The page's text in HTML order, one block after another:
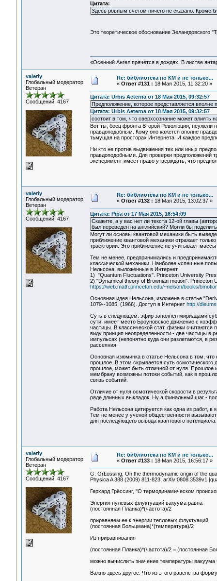
Цитата:
Здесь ровным счетом ничего не сказано. Кроме
Это теоретическое обоснование Зелангдовского
«Осенний Ангел прячется в дождях. В листве
valeriy
Глобальный модератор
Ветеран
Сообщений: 4167
Re: библиотека по КМ и не только...
« Ответ #131 : 18 Мая 2015, 11:32:20 »
Цитата: Urbis Aeterna от 18 Мая 2015, 09:32:57
Предположение, которое представляется вполне
Цитата: Urbis Aeterna от 18 Мая 2015, 09:32:57
состоит в том, что сверхсознание может влиять
Вот ты, боец фронта Второй Революции, неужели
правдоподобным. Кому оно кажется вполне
тьмущая на просторах Интернета. И каждое
Ни кто не против выдвижения тех или иных
правдоподобными. Для проверки предположений
эксперимент имеет право утверждать, что
valeriy
Глобальный модератор
Ветеран
Сообщений: 4167
Re: библиотека по КМ и не только...
« Ответ #132 : 18 Мая 2015, 13:02:37 »
Цитата: Pipa от 17 Мая 2015, 16:54:09
Скажите, а у вас нет ли текста 12-ой главы
был переведен на английский? Могли бы
Могут ли основы квантовой механики быть
приближение квантовой механики отражает
траектории. Это приближение не учитывает
Тем не менее, предпринимались и
классической механики. Наиболее успешные
Нельсона, выложенные в Интернет
1) "Quantum Fluctuations". Princeton University
2) "Dynamical theory of Brownian motion".
https://web.math.princeton.edu/~nelson/books/
Основная идея Нельсона, изложена в статье
1079--1085, (1966). Доступ в Интернет http://
Суть в следующем: эфир заполнен мириадами
сути, имеет место Броуновское движение с
частицы. В классической стат. физики
виду принцип неопределенности - две частицы в
импульсах (непонятно куда они разлетаются, в
рассеяния.
Основная изюминка в статье Нельсона в том, что
прошлое. В этом скрывается суть осмотического
прошлое, может быть отличной от нуля. Прошлое
мембрану возможны потоки событий, как в
связь событий.
Отличие от нуля осмотической скорости в
ряде длинных выкладок. Ну а финальный шаг -
Работа Нельсона цитируется как одна из работ,
Тем не менее у ученой общественности
для последующего вывода квантового потенциала.
valeriy
Глобальный модератор
Ветеран
Сообщений: 4167
Re: библиотека по КМ и не только...
« Ответ #133 : 18 Мая 2015, 16:56:17 »
G. GrŁossing, On the thermodynamic origin of the
Physica A 388 (2009) 811-823, arXiv:0808.3539v1
Герхард Грёссинг, "О термодинамическом
Энергия нулевых флуктуаций вакуума равна
(постоянная Планка)*(частота)/2
приравняем ее к энергии тепловых флуктуаций
(постоянная Больцмана)*(температура)/2
Из приравнивания
(постоянная Планка)*(частота)/2 = (постоянная
можно вычислить значение температуры
Важно здесь другое. Что из этого равенства